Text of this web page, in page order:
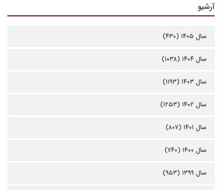
آرشیو
سال ۱۴۰۵ (۴۳۰)
سال ۱۴۰۴ (۱۰۳۸)
سال ۱۴۰۳ (۱۱۹۳)
سال ۱۴۰۲ (۱۲۵۳)
سال ۱۴۰۱ (۸۰۷)
سال ۱۴۰۰ (۷۴۰)
سال ۱۳۹۹ (۹۵۳)